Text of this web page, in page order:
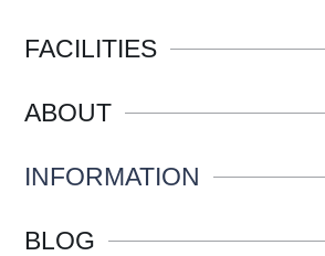
FACILITIES
ABOUT
INFORMATION
BLOG